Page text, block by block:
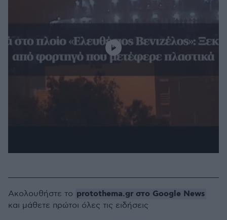
Ακολουθήστε το protothema.gr στο Google News
και μάθετε πρώτοι όλες τις ειδήσεις